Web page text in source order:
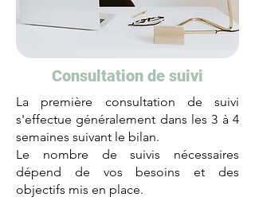
Consultation de suivi
La première consultation de suivi
s'effectue généralement dans les 3 à 4
semaines suivant le bilan.
Le nombre de suivis nécessaires
dépend de vos besoins et des
objectifs mis en place.